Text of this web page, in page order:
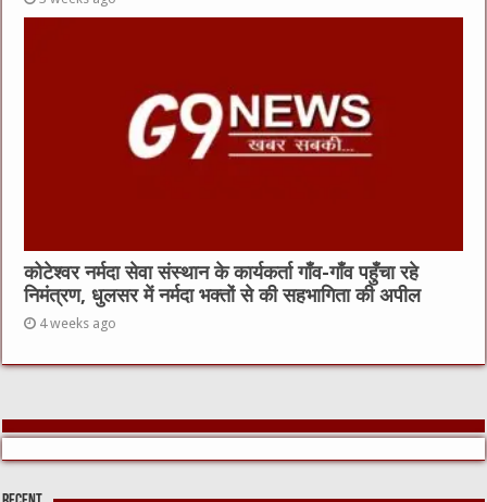
कोटेश्वर नर्मदा सेवा संस्थान के कार्यकर्ता गाँव-गाँव पहुँचा रहे
निमंत्रण, धुलसर में नर्मदा भक्तों से की सहभागिता की अपील
4 weeks ago